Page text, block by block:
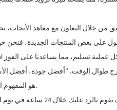
خلال التعاون مع معاهد الأبحاث،
طوال الوقت. "أفضل جودة، أفضل
هو المفهوم الذي نتمسك به دائمًا.
نرحب بتلقي أي استفسار أو اقتراح منك،